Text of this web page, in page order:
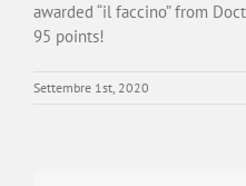
awarded “il faccino” from
95 points!
Settembre 1st, 2020